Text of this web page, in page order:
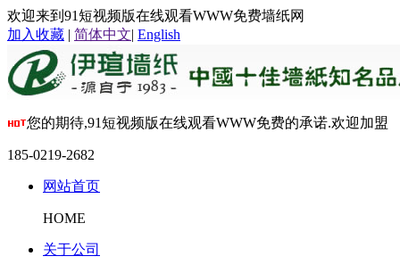
欢迎来到91短视频版在线观看WWW免费墙纸网
加入收藏 | 简体中文| English
您的期待,91短视频版在线观看WWW免费的承诺.欢迎加盟
185-0219-2682
网站首页
HOME
关于公司